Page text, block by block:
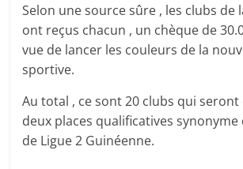
Selon une source sûre , les clubs de
ont reçus chacun , un chèque de
vue de lancer les couleurs de la
sportive.
Au total , ce sont 20 clubs qui
deux places qualificatives
de Ligue 2 Guinéenne.